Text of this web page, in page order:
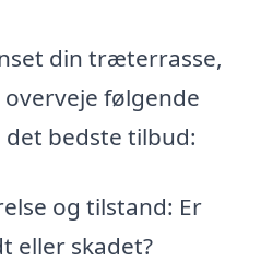
din træterrasse,
følgende
bedste tilbud:
og tilstand: Er
eller skadet?